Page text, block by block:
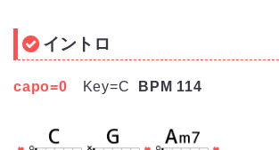
イントロ
capo=0 Key=C BPM 114